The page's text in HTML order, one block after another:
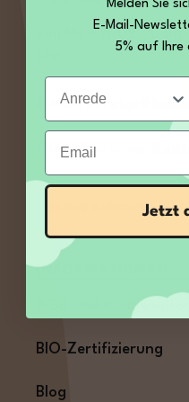
von Mo – Fr 09:00 bis
E-Mail:
Oder über unser
Vertrag widerrufen
INFORMATIONEN
AGB und
BIO-Zertifizierung
Blog
Melden Sie
E-Mail-
5% auf Ihre
Anrede
Email
Jetzt